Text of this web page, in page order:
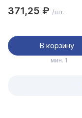
371,25 ₽ /шт.
В корзину
мин. 1